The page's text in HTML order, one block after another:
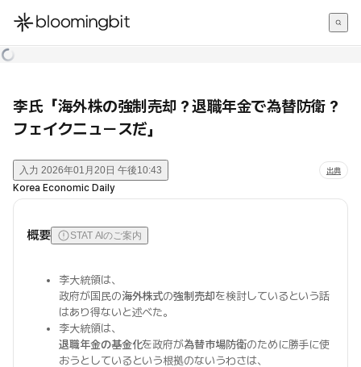
한국어
李氏「海外株の強制売却？退職年金で為替防衛？
フェイクニュースだ」
入力 2026年01月20日 午後10:43 出典
Korea Economic Daily
概要 STAT AIのご案内
李大統領は、
政府が国民の海外株式の強制売却を検討しているという話
はあり得ないと述べた。
李大統領は、
退職年金の基金化を政府が為替市場防衛のために勝手に使
おうとしているという根拠のないうわさは、